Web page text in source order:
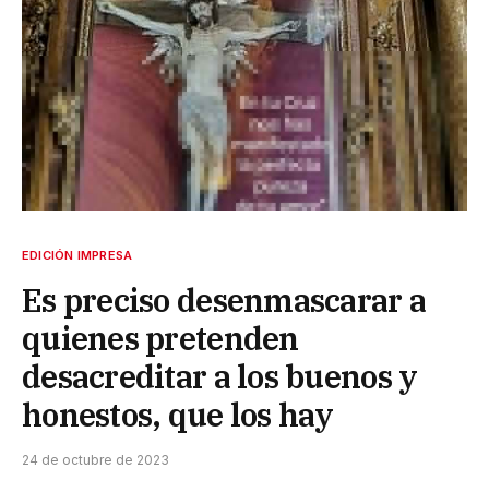
EDICIÓN IMPRESA
Es preciso desenmascarar a
quienes pretenden
desacreditar a los buenos y
honestos, que los hay
24 de octubre de 2023